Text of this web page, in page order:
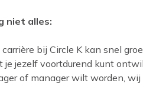
niet alles:
carrière bij Circle K kan snel
je jezelf voortdurend kunt
of manager wilt worden, wij